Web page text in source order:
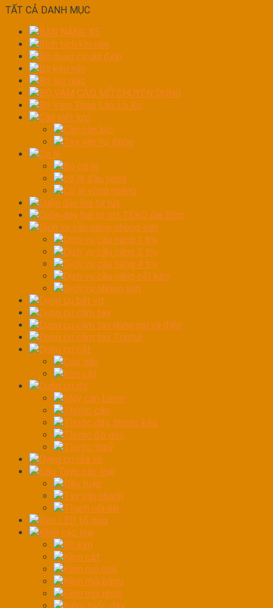
TẤT CẢ DANH MỤC
BÀN NÁNG XE
Bình tích khí nén
Bộ dụng cụ gia đình
Bộ kéo nắn
Bộ lục giác
BỘ VAM CẢO MỞ CHUYÊN DỤNG
Bộ Vam Tháo Lắp Lò Xo
Cần xiết lực
Cần cân lực
Tay vặn tự động
Cờ lê
Bộ cờ lê
cờ lê đầu vòng
Cờ lê vòng miệng
Cuộn dây hơi tự rút
Cuộn dây hơi tự rút TEKO dài 20m
Dịch vụ cầu nâng-phòng sơn
Dịch vụ cầu nâng 1 trụ
Dịch vụ cầu nâng 2 trụ
Dịch vụ cầu nâng 4 trụ
Dịch vụ cầu nâng cắt kéo
Dịch vụ phòng sơn
Dụng cụ bắt vít
Dụng cụ cầm tay
Dụng cụ cầm tay dùng pin và điện
Dụng cụ cầm tay Toptul
Dụng cụ cắt
Dao gấp
Kìm cắt
Dụng cụ đo
Máy cân Laser
Thước cặp
Thước dây, thước kéo
Thước đo góc
Thước thuỷ
Dụng cụ rửa xe
Đầu Tuýp các loại
Đầu tuýp
Tay vặn nhanh
Thanh nối dài
Đèn LED tổ ong
Kềm các loại
Bộ kìm
Kềm cắt
Kềm mỏ quạ
Kềm mũi bằng
Kềm mũi nhọn